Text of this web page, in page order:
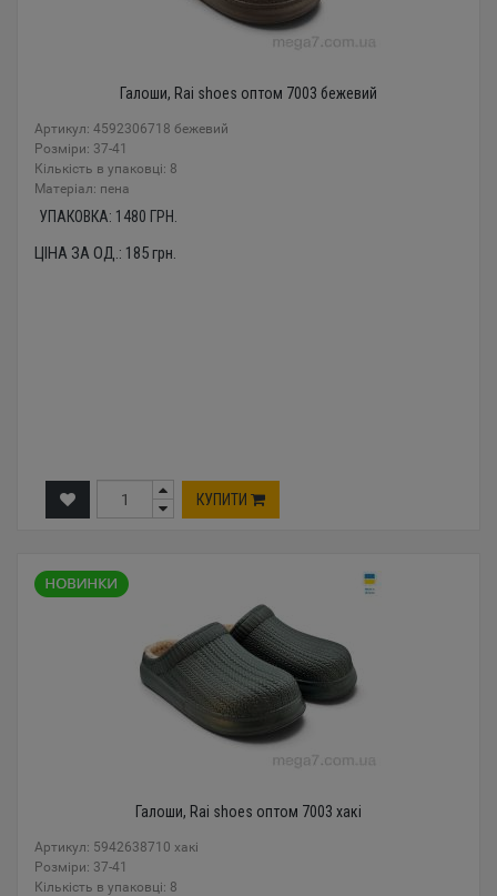
Галоши, Rai shoes оптом 7003 бежевий
Артикул: 4592306718 бежевий
Розміри: 37-41
Кількість в упаковці: 8
Mатеріал: пена
УПАКОВКА: 1480 ГРН.
ЦІНА ЗА ОД.: 185грн.
КУПИТИ
Галоши, Rai shoes оптом 7003 хакі
Артикул: 5942638710 хакі
Розміри: 37-41
Кількість в упаковці: 8